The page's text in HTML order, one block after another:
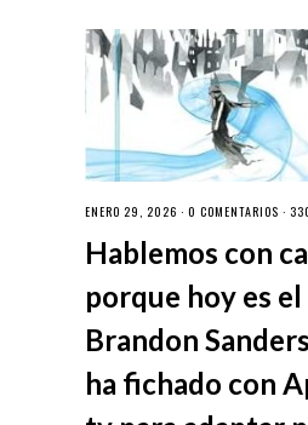
ENERO 29, 2026 · 0 COMENTARIOS ·
Hablemos con
porque hoy es el
Brandon
ha fichado con